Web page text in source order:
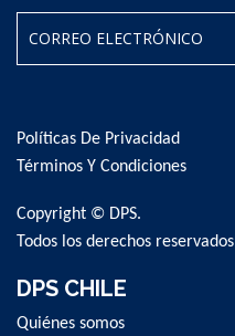
Our
Newsletter:
Políticas De Privacidad
Términos Y Condiciones
Copyright © DPS.
Todos los derechos reservados
DPS CHILE
Quiénes somos